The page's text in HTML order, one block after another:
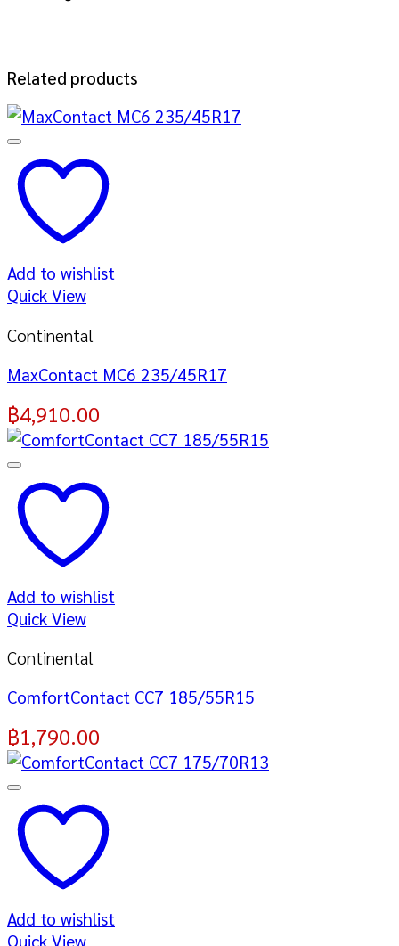
Related products
Add to wishlist
Quick View
Continental
MaxContact MC6 235/45R17
฿4,910.00
Add to wishlist
Quick View
Continental
ComfortContact CC7 185/55R15
฿1,790.00
Add to wishlist
Quick View